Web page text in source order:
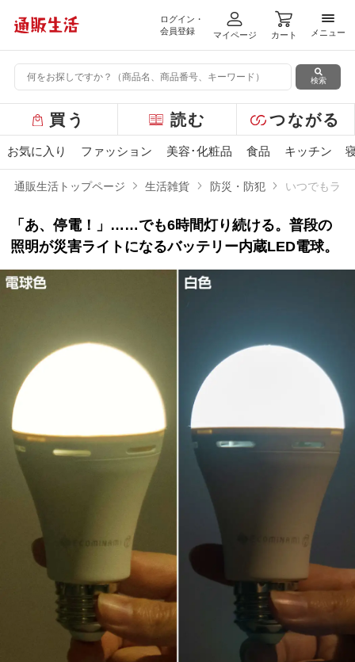
ログイン・
会員登録
マイページ カート
メニ
メニュー
検索
ー
バ
買う 読む つながる
お気に入り ファッション 美容･化粧品 食品 キッチン
通販生活トップページ 生活雑貨 防災・防犯 いつでもラ
「あ、停電！」……でも6時間灯り続ける。普段の
照明が災害ライトになるバッテリー内蔵LED電球。